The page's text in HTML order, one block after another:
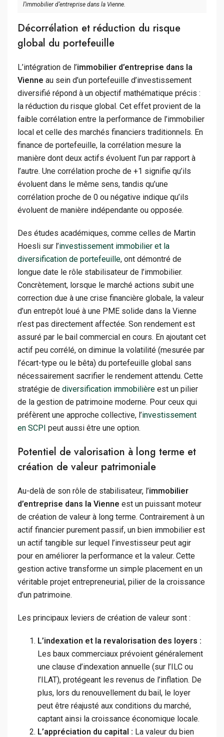
l’immobilier d’entreprise dans la Vienne.
Décorrélation et réduction du risque
global du portefeuille
L’intégration de l’immobilier d’entreprise dans la
Vienne au sein d’un portefeuille d’investissement
diversifié répond à un objectif mathématique précis :
la réduction du risque global. Cet effet provient de la
faible corrélation entre la performance de l’immobilier
local et celle des marchés financiers traditionnels. En
finance de portefeuille, la corrélation mesure la
manière dont deux actifs évoluent l’un par rapport à
l’autre. Une corrélation proche de +1 signifie qu’ils
évoluent dans le même sens, tandis qu’une
corrélation proche de 0 ou négative indique qu’ils
évoluent de manière indépendante ou opposée.
Des études académiques, comme celles de Martin
Hoesli sur l’investissement immobilier et la
diversification de portefeuille, ont démontré de
longue date le rôle stabilisateur de l’immobilier.
Concrètement, lorsque le marché actions subit une
correction due à une crise financière globale, la valeur
d’un entrepôt loué à une PME solide dans la Vienne
n’est pas directement affectée. Son rendement est
assuré par le bail commercial en cours. En ajoutant cet
actif peu corrélé, on diminue la volatilité (mesurée par
l’écart-type ou le bêta) du portefeuille global sans
nécessairement sacrifier le rendement attendu. Cette
stratégie de diversification immobilière est un pilier
de la gestion de patrimoine moderne. Pour ceux qui
préfèrent une approche collective, l’investissement
en SCPI peut aussi être une option.
Potentiel de valorisation à long terme et
création de valeur patrimoniale
Au-delà de son rôle de stabilisateur, l’immobilier
d’entreprise dans la Vienne est un puissant moteur
de création de valeur à long terme. Contrairement à un
actif financier purement passif, un bien immobilier est
un actif tangible sur lequel l’investisseur peut agir
pour en améliorer la performance et la valeur. Cette
gestion active transforme un simple placement en un
véritable projet entrepreneurial, pilier de la croissance
d’un patrimoine.
Les principaux leviers de création de valeur sont :
L’indexation et la revalorisation des loyers :
Les baux commerciaux prévoient généralement
une clause d’indexation annuelle (sur l’ILC ou
l’ILAT), protégeant les revenus de l’inflation. De
plus, lors du renouvellement du bail, le loyer
peut être réajusté aux conditions du marché,
captant ainsi la croissance économique locale.
L’appréciation du capital : La valeur du bien